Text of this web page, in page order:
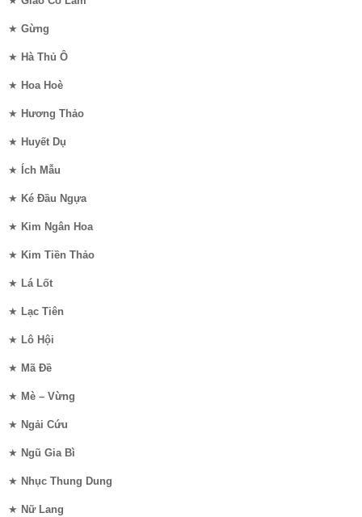
★ Gừng
★ Hà Thủ Ô
★ Hoa Hoè
★ Hương Thảo
★ Huyết Dụ
★ Ích Mẫu
★ Ké Đầu Ngựa
★ Kim Ngân Hoa
★ Kim Tiền Thảo
★ Lá Lốt
★ Lạc Tiên
★ Lô Hội
★ Mã Đề
★ Mè – Vừng
★ Ngải Cứu
★ Ngũ Gia Bì
★ Nhục Thung Dung
★ Nữ Lang